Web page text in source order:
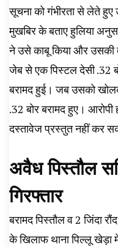
सूचना को गंभीरता से लेते हुए
मुखबिर के बताए हुलिया
ने उसे काबू किया और उसकी
जेब से एक पिस्टल देसी .32
बरामद हुई। जब उसको
.32 बोर बरामद हुए।
दस्तावेज प्रस्तुत नहीं कर
अवैध पिस्तौल
गिरफ्तार
बरामद पिस्तौल व 2 जिंदा
के खिलाफ थाना पिल्लू खेड़ा